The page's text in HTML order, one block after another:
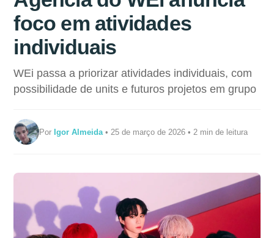
foco em atividades
individuais
WEi passa a priorizar atividades individuais, com
possibilidade de units e futuros projetos em grupo
PorIgor Almeida • 25 de março de 2026 • 2 min de leitura